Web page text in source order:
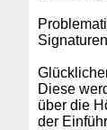
Diese
über die
der